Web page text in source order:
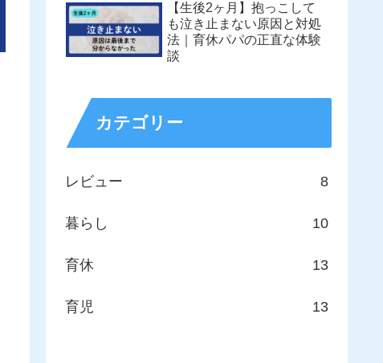
【生後2ヶ月】抱っこして
も泣き止まない原因と対処
法｜育休パパの正直な体験
談
カテゴリー
レビュー 8
暮らし 10
育休 13
育児 13